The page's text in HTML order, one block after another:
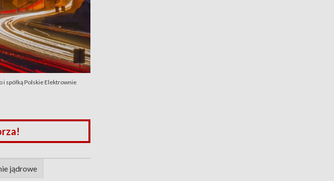
spółką Polskie Elektrownie
jądrowe